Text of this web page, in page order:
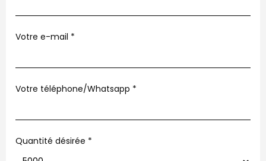
Votre e-mail *
Votre téléphone/Whatsapp *
Quantité désirée *